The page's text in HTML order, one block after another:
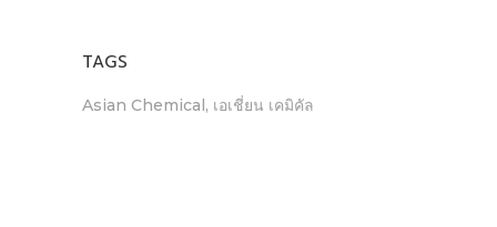
TAGS
Asian Chemical เอเชี่ยน เคมิคัล